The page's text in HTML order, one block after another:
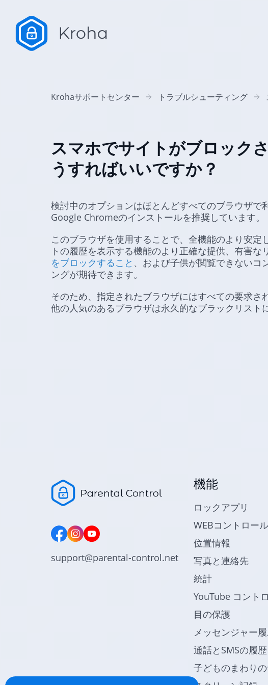
Krohaサポートセンター トラブルシューティング
スマホでサイトがブロック
うすればいいですか？
検討中のオプションはほとんどすべてのブラウザで
Google Chromeのインストールを推奨しています。
このブラウザを使用することで、全機能のより安定
トの履歴を表示する機能のより正確な提供、有害な
をブロックすること 、および子供が閲覧できないコ
ングが期待できます。
そのため、指定されたブラウザにはすべての要求さ
他の人気のあるブラウザは永久的なブラックリスト
support@parental-control.net
機能
ロックアプリ
WEBコントロール
位置情報
写真と連絡先
統計
YouTube コント
目の保護
メッセンジャー
通話とSMSの履歴
子どものまわり